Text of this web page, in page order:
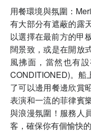
用餐環境與氛圍：
有大部分有遮蔽的露
以選擇在最前方的甲
闊景致，或是在開放
風拂面，當然也有
CONDITIONED)。船
了可以邊用餐邊欣賞
表演和一流的菲律賓
與浪漫氛圍！服務人
客，確保你有個愉快的